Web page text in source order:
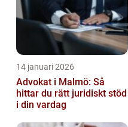
14 januari 2026
Advokat i Malmö: Så
hittar du rätt juridiskt stöd
i din vardag